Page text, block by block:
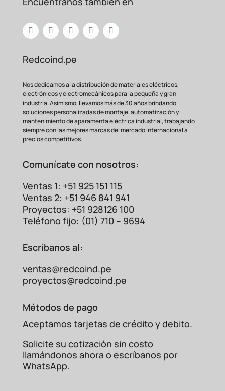
Redcoind.pe
Nos dedicamos a la distribución de materiales eléctricos,
electrónicos y electromecánicos para la pequeña y gran
industria. Asimismo, llevamos más de 30 años brindando
soluciones personalizadas de montaje, automatización y
mantenimiento de aparamenta eléctrica industrial, trabajando
siempre con las mejores marcas del mercado internacional a
precios competitivos.
Comunícate con nosotros:
Ventas 1: +51 925 151 115
Ventas 2: +51 946 841 941
Proyectos: +51 928126 100
Teléfono fijo: (01) 710 – 9694
Escríbanos al:
ventas@redcoind.pe
proyectos@redcoind.pe
Métodos de pago
Aceptamos tarjetas de crédito y debito.
Solicite su cotización sin costo
llamándonos ahora o escríbanos por
WhatsApp.